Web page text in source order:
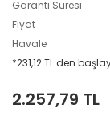
Garanti Süresi
Fiyat
Havale
*231,12 TL den
2.257,79 TL